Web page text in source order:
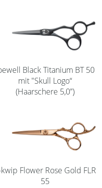
Black Titanium BT 50
mit "Skull Logo“
(Haarschere 5,0”)
Flower Rose Gold FLR
55